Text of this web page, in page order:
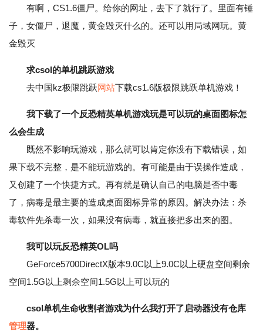
有啊，CS1.6僵尸。给你的网址，去下了就行了。里面有锤
子，女僵尸，退魔，黄金毁灭什么的。还可以用局域网玩。黄
金毁灭
求csol的单机跳跃游戏
去中国kz极限跳跃网站下载cs1.6版极限跳跃单机游戏！
我下载了一个反恐精英单机游戏玩是可以玩的桌面图标怎
么会生成
既然不影响玩游戏，那么就可以肯定你没有下载错误，如
果下载不完整，是不能玩游戏的。有可能是由于误操作造成，
又创建了一个快捷方式。再有就是确认自己的电脑是否中毒
了，病毒是最主要的造成桌面图标异常的原因。解决办法：杀
毒软件先杀毒一次，如果没有病毒，就直接把多出来的图。
我可以玩反恐精英OL吗
GeForce5700DirectX版本9.0C以上9.0C以上硬盘空间剩余
空间1.5G以上剩余空间1.5G以上可以玩的
csol单机生命收割者游戏为什么我打开了启动器没有仓库
管理器。